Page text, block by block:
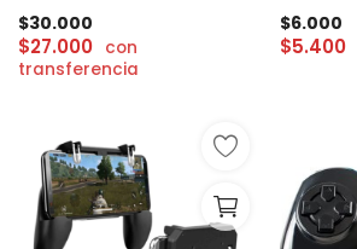
$30.000
$27.000 con
transferencia
$6.000
$5.400